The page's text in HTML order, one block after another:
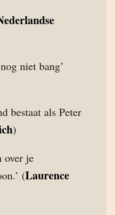
niet bang’
bestaat als Peter
)
over je
(Laurence